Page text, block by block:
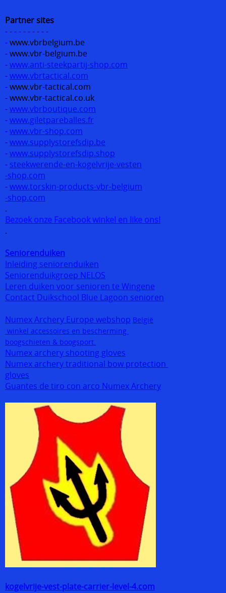
Partner sites
- - - - - - - - - -
- www.vbrbelgium.be
- www.vbr-belgium.be
-www.anti-steekpartij-shop.com
-www.vbrtactical.com
- www.vbr-tactical.com
- www.vbr-tactical.co.uk
-www.vbrboutique.com
-www.giletpareballes.fr
-www.vbr-shop.com
-www.supplystorefsdip.be
-www.supplystorefsdip.shop
- steekwerende-en-kogelvrije-vesten
-shop.com
-www.torskin-products-vbr-belgium
-shop.com
.
Bezoek onze Facebook winkel en like ons!
.
Seniorenduiken
Inleiding seniorenduiken
Seniorenduikgroep NELOS
Leren duiken voor senioren te Wingene
Contact Duikschool Blue Lagoon senioren
Numex Archery Europe webshop België
winkel accessoires en bescherming
boogschieten & boogsport.
Numex archery shooting gloves
Numex archery traditional bow protection
gloves
Guantes de tiro con arco Numex Archery
kogelvrije-vest-plate-carrier-level-4.com